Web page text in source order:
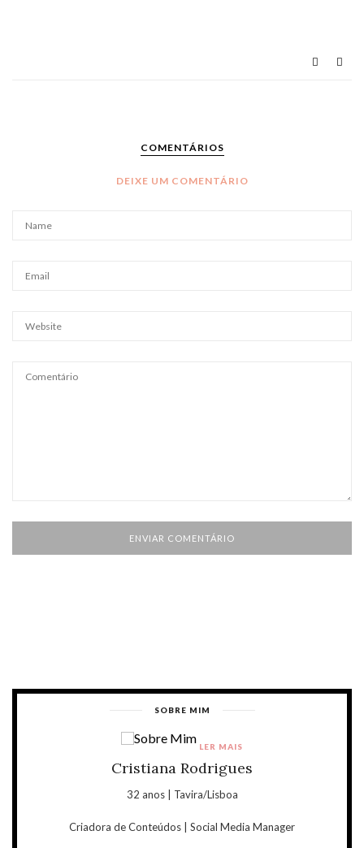
COMENTÁRIOS
DEIXE UM COMENTÁRIO
SOBRE MIM
Cristiana Rodrigues
32 anos | Tavira/Lisboa
Criadora de Conteúdos | Social Media Manager
LER MAIS